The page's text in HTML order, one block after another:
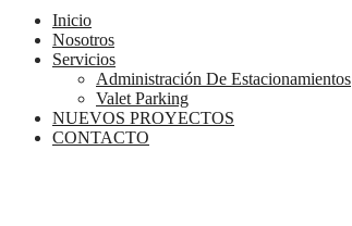
Menú
Inicio
Nosotros
Servicios
Administración De Estacionamientos
Valet Parking
NUEVOS PROYECTOS
CONTACTO